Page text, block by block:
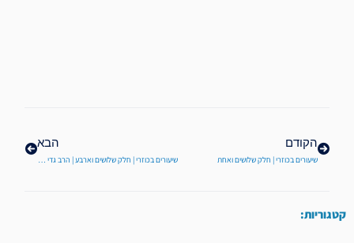
הקודם
שיעורים בכוזרי | חלק שלושים ואחת
הבא
שיעורים בכוזרי | חלק שלושים וארבע | הרב גדי שלוין
קטגוריות: